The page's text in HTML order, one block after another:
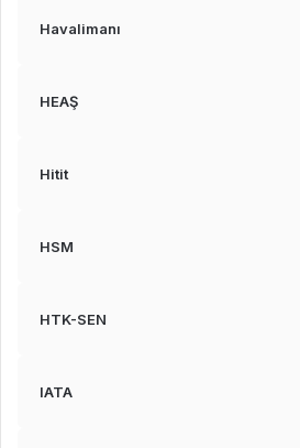
Havalimanı
HEAŞ
Hitit
HSM
HTK-SEN
IATA